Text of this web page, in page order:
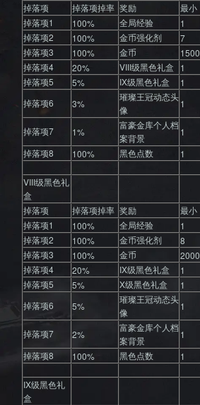
掉落项
掉落项掉率 奖励 最小
掉落项1
100% 全局经验 1
掉落项2
100% 金币强化剂 7
掉落项3
100% 金币 1500
掉落项4
20% VIII级黑色礼盒 1
掉落项5
5% IX级黑色礼盒 1
掉落项6
3%
璀璨王冠动态头
像
1
掉落项7 1%
富豪金库个人档
案背景
1
掉落项8
100% 黑色点数 1
VIII级黑色礼
盒
掉落项
掉落项掉率 奖励 最小
掉落项1
100% 全局经验 1
掉落项2
100% 金币强化剂 8
掉落项3
100% 金币 2000
掉落项4
20% IX级黑色礼盒 1
掉落项5
5% X级黑色礼盒 1
掉落项6
5%
璀璨王冠动态头
像
1
掉落项7 2%
富豪金库个人档
案背景
1
掉落项8
100% 黑色点数 1
IX级黑色礼
盒